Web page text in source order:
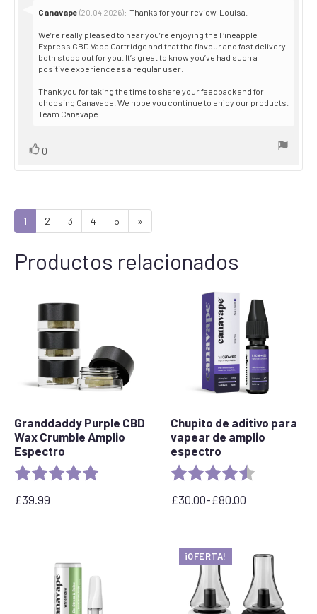
Reply
Canavape (20.04.2026): Thanks for your review, Louisa.
We’re really pleased to hear you’re enjoying the Pineapple
Express CBD Vape Cartridge and that the flavour and fast delivery
both stood out for you. It’s great to know you’ve had such a
positive experience as a regular user.
Thank you for taking the time to share your feedback and for
choosing Canavape. We hope you continue to enjoy our products.
Team Canavape.
Vote
0
1 2 3 4 5 »
Productos relacionados
Granddaddy Purple CBD
Wax Crumble Amplio
Espectro
Valoración: 5.0 out of 5 stars
£39.99
Chupito de aditivo para
vapear de amplio
espectro
Valoración: 4,8 de 5
£30.00-£80.00
Rango
desde
£30,00
hasta
£80,00
¡OFERTA!